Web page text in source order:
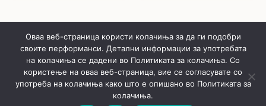
ПОЧНУВАЈЌИ ПРОИЗВОДИ МОЈ ПРОФИЛ
КОШНИЧКА
РЕАЛИЗИРАНИ ПРОЕКТИ
ЗА НАС
Оваа веб-страница користи колачиња за да ги подобри
своите перформанси. Детални информации за употребата
на колачиња се дадени во Политиката за колачиња. Со
користење на оваа веб-страница, вие се согласувате со
употреба на колачиња како што е опишано во Политиката за
колачиња.